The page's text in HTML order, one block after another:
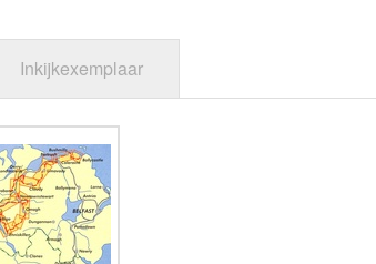
Inkijkexemplaar